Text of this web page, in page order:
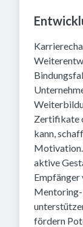
Zertifikate
kann,
aktive
Mentoring-
fördern